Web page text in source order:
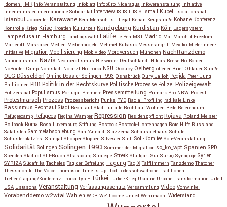
Idomeni IMK Info-Veranstaltung Infoblatt Infobüro Nicaragua Infoveranstaltung Initiative
Innenminister internationale Solidarität Interview IS ISIL ISIS Ismail Küpeli Isolationshaft
Istanbul Jobcenter Karawane Kein Mensch ist illegal Kenan Keupstraße Kobane Konferenz
Kontrolle Krieg Krise Kroatien Kulturzeit Kundgebung Kurdistan Köln Lagersystem
Lampedusa in Hamburg Landtagswahl Latife Le Pen M31 Madrid Mai March 4 Freedom
Marien41 Massaker Medien Medienprojekt Mehmet Kubasik Messerangriff Mexiko MieterInnen-
Initiative Migration Mobilisierung Mobivideo Mordversuch München Nachttanzdemo
Nationalismus Nazis Neoliberalismus Nie wieder Deutschland! Niklas Reese No Border
NoBorder Camp Nordstadt Notarzt NoTroika NSU Occupy Oelberg offener Brief Ohlauer Straße
OLG Düsseldorf Online-Dossier Solingen 1993 Osnabrück Oury Jalloh Pegida Peter Jung
Phillipinen PKK Politik in der Rechtskurve Politische Prozesse Polizei Polizeigewalt
Polizeistaat Populismus Portugal Premiere Pressemitteilung Primark Pro NRW Protest
Protestmarsch Prozess Prozessbericht Punks PYD Racial Profiling radikale Linke
Rassismus Recht auf Stadt Recht auf Stadt für alle Recht auf Wohnen Rede Referendum
Refugeecamp Refugees Regina Wamper Repression Residenzpflicht Rojava Roland Meister
Rollback Roma Rosa Luxemburg Stiftung Rostock Rostock-Lichtenhagen Rote Hilfe Russland
Salafisten Sammelabschiebung Sant'Anna di Stazzema Schauspielhaus Schule
Schusterplatzfest Shingal ShoppenStoppen Silvester Sinti Soli-Komitee Soli-Veranstaltung
Solidarität Solingen Solingen 1993 Sommer der Migration so_ko_wpt Spanien SPD
Spenden Stadtrat Stil-Bruch Strasbourg Strategie Streik Stuttgart Sur Suruç Synagoge Syrien
SYRIZA Südafrika Tacheles Tag der Befreiung Tagung Tag X Talflimmern Tanzdemo Thatcher
Thessaloniki The Voice Thompson Time is Up! Tod Todesschwadrone Traditionen
Treffen/Tagung/Konferenz Troika Typ F Türkei Türkei-Krieg Ukraine Urbane Transformation Urteil
USA Ustascha Veranstaltung Verfassungsschutz Versammlung Video Vohwinkel
Vorabenddemo w2wtal Wahlen WDR We'll come United Wehrmacht Widerstand